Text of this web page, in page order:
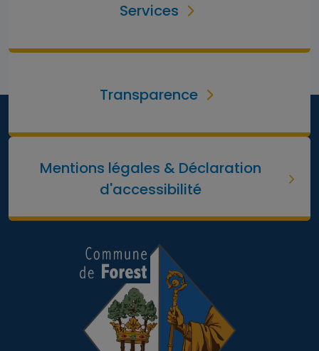
Services
Transparence
Mentions légales & Déclaration
d'accessibilité